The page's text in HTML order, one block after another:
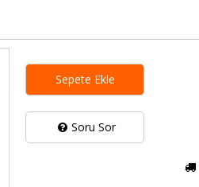
Sepete Ekle
Soru Sor